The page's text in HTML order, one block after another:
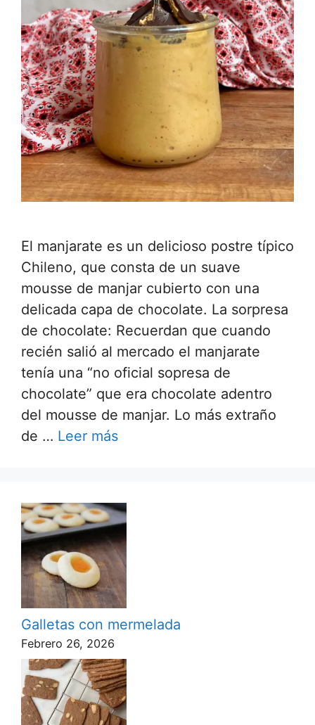
El manjarate es un delicioso postre típico
Chileno, que consta de un suave
mousse de manjar cubierto con una
delicada capa de chocolate. La sorpresa
de chocolate: Recuerdan que cuando
recién salió al mercado el manjarate
tenía una “no oficial sopresa de
chocolate” que era chocolate adentro
del mousse de manjar. Lo más extraño
de … Leer más
Galletas con mermelada
Febrero 26, 2026